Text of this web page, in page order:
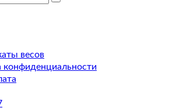
весов
конфиденциальности